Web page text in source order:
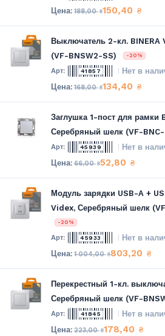
188,00₴150,40 ₴
Выключатель 2-кл.
(VF-BNSW2-SS)
-20%
41857 Нет в
168,00₴134,40 ₴
Заглушка 1-пост для рамки
Серебряный шелк (VF-BNC-
45939 Нет в
66,00₴52,80 ₴
Модуль зарядки USB-A +
Videx, Серебряный шелк
-20%
45933 Нет в
1 004,00₴803,20 ₴
Перекрестный 1-кл.
Серебряный шелк (VF-
41845 Нет в
223,00₴178,40 ₴